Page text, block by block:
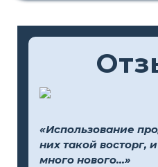
«Использование
них такой восторг,
много нового...»